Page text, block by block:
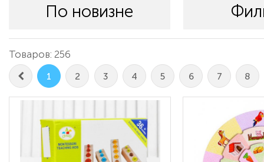
По новизне
Товаров: 256
1 2 3 4 5 6 7 8